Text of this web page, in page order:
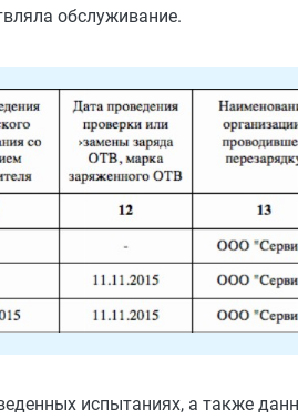
обслуживание.
испытаниях, а также